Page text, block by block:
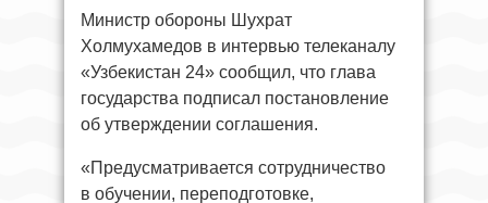
Министр обороны Шухрат
Холмухамедов в интервью телеканалу
«Узбекистан 24» сообщил, что глава
государства подписал постановление
об утверждении соглашения.
«Предусматривается сотрудничество
в обучении, переподготовке,